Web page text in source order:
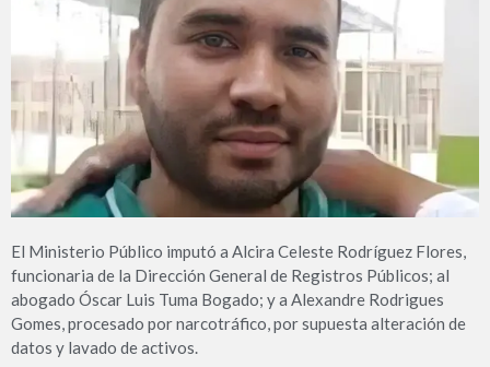
El Ministerio Público imputó a Alcira Celeste Rodríguez Flores,
funcionaria de la Dirección General de Registros Públicos; al
abogado Óscar Luis Tuma Bogado; y a Alexandre Rodrigues
Gomes, procesado por narcotráfico, por supuesta alteración de
datos y lavado de activos.